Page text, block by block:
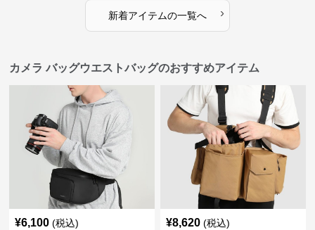
新着アイテムの一覧へ ›
カメラ バッグウエストバッグのおすすめアイテム
¥6,100 (税込) ¥8,620 (税込)